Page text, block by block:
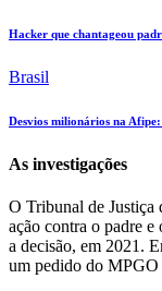
Hacker que chantageou
Brasil
Desvios milionários na
As investigações
O Tribunal de Justiça
ação contra o padre e
a decisão, em 2021.
um pedido do MPGO